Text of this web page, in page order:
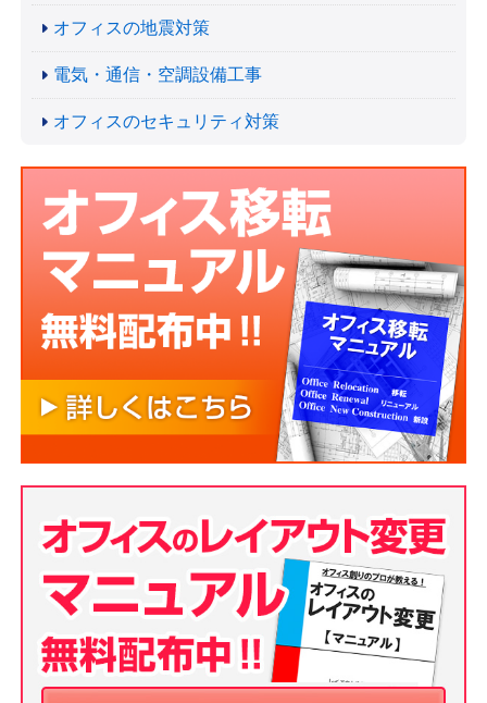
オフィスの地震対策
電気・通信・空調設備工事
オフィスのセキュリティ対策